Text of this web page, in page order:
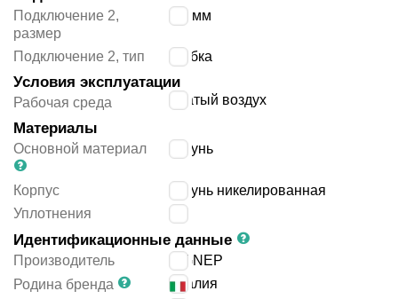
Подключение 2,
размер
8/6 мм
Подключение 2, тип трубка
Условия эксплуатации
Рабочая среда сжатый воздух
Материалы
Основной материал латунь
Корпус
латунь никелированная
Уплотнения
Идентификационные данные
Производитель
AIGNEP
Родина бренда
Италия